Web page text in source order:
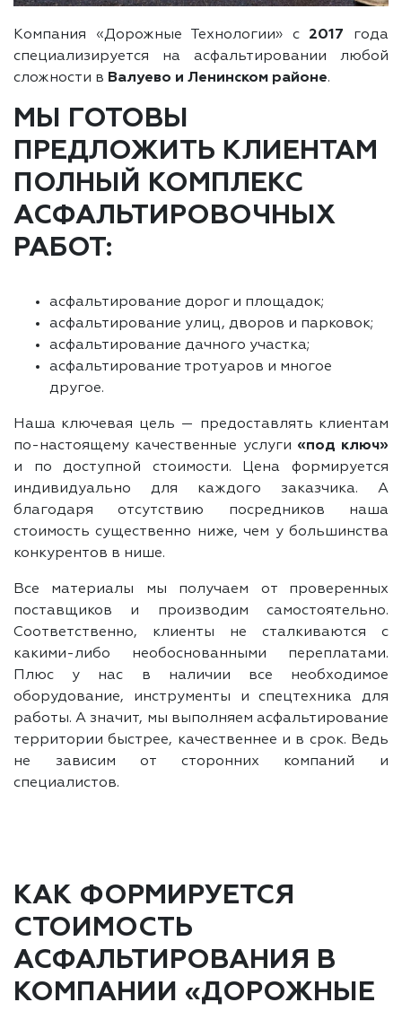
Компания «Дорожные Технологии» с 2017 года
специализируется на асфальтировании любой
сложности в Валуево и Ленинском районе.
МЫ ГОТОВЫ
ПРЕДЛОЖИТЬ КЛИЕНТАМ
ПОЛНЫЙ КОМПЛЕКС
АСФАЛЬТИРОВОЧНЫХ
РАБОТ:
асфальтирование дорог и площадок;
асфальтирование улиц, дворов и парковок;
асфальтирование дачного участка;
асфальтирование тротуаров и многое
другое.
Наша ключевая цель — предоставлять клиентам
по-настоящему качественные услуги «под ключ»
и по доступной стоимости. Цена формируется
индивидуально для каждого заказчика. А
благодаря отсутствию посредников наша
стоимость существенно ниже, чем у большинства
конкурентов в нише.
Все материалы мы получаем от проверенных
поставщиков и производим самостоятельно.
Соответственно, клиенты не сталкиваются с
какими-либо необоснованными переплатами.
Плюс у нас в наличии все необходимое
оборудование, инструменты и спецтехника для
работы. А значит, мы выполняем асфальтирование
территории быстрее, качественнее и в срок. Ведь
не зависим от сторонних компаний и
специалистов.
КАК ФОРМИРУЕТСЯ
СТОИМОСТЬ
АСФАЛЬТИРОВАНИЯ В
КОМПАНИИ «ДОРОЖНЫЕ